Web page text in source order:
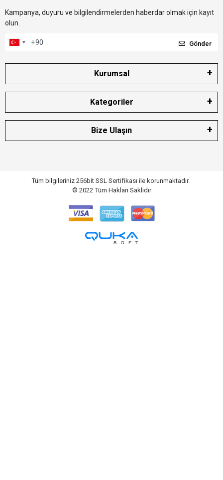
Kampanya, duyuru ve bilgilendirmelerden haberdar olmak için kayıt
olun.
Gönder
Kurumsal
Kategoriler
Bize Ulaşın
Tüm bilgileriniz 256bit SSL Sertifikası ile korunmaktadır.
© 2022 Tüm Hakları Saklıdır